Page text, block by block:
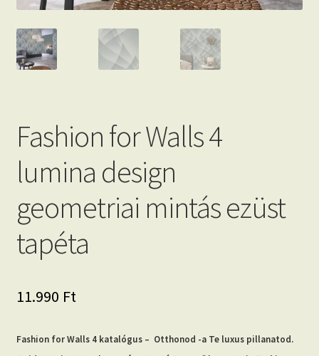
Fashion for Walls 4
lumina design
geometriai mintás ezüst
tapéta
11.990 Ft
Fashion for Walls 4 katalógus – Otthonod -a Te luxus pillanatod.